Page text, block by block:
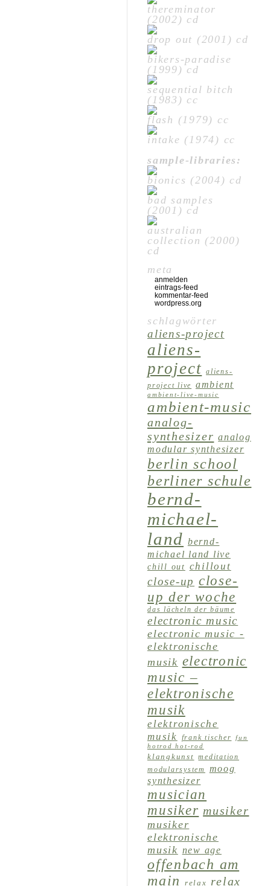
thereminator
(2002) cd
drop out (2001) cd
bikers-paradise
(1999) cd
sequential bitch
(1983) cc
flash (1979) cc
intake (1974) cc
sample-libraries:
bionics (2004) cd
bad samples
(2001) cd
australian
collection (2000)
cd
meta
anmelden
eintrags-feed
kommentar-feed
wordpress.org
schlagwörter
aliens-project
aliens-
project
aliens-
project live
ambient
ambient-live-music
ambient-music
analog-
synthesizer analog
modular synthesizer
berlin school
berliner schule
bernd-
michael-
land bernd-
michael land live
chill out chillout
close-up close-
up der woche
das lächeln der bäume
electronic music
electronic music -
elektronische
musik electronic
music –
elektronische
musik
elektronische
musik
frank tischer fun
hotrod hot-rod
klangkunst meditation
modularsystem
moog
synthesizer
musician
musiker musiker
musiker
elektronische
musik new age
offenbach am
main
relax relax